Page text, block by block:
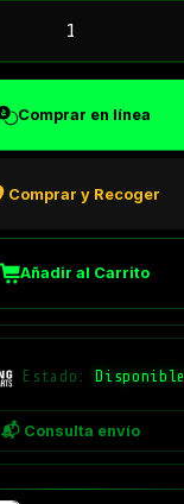
Comprar en línea
Comprar y Recoger
Añadir al Carrito
Estado: Disponible
📬 Consulta envío